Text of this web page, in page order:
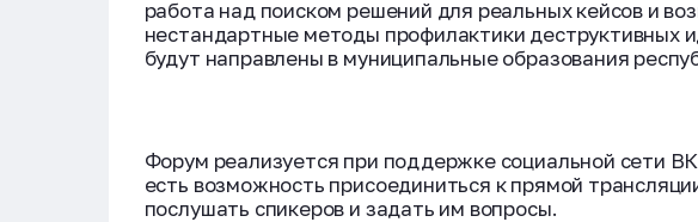
работа над поиском решений для реальных кейсов и
нестандартные методы профилактики деструктивных
будут направлены в муниципальные образования
Форум реализуется при поддержке социальной сети
есть возможность присоединиться к прямой
послушать спикеров и задать им вопросы.